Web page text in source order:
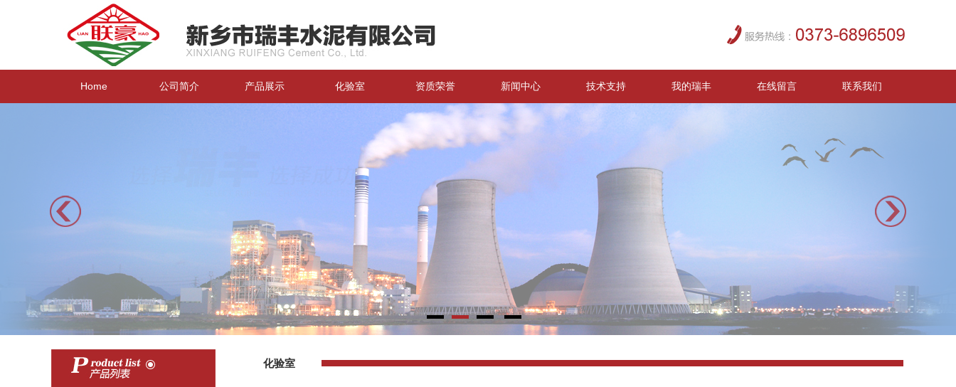
Home 公司简介 产品展示 化验室 资质荣誉 新闻中心 技术支持 我的瑞丰 在线留言 联系我们
化验室